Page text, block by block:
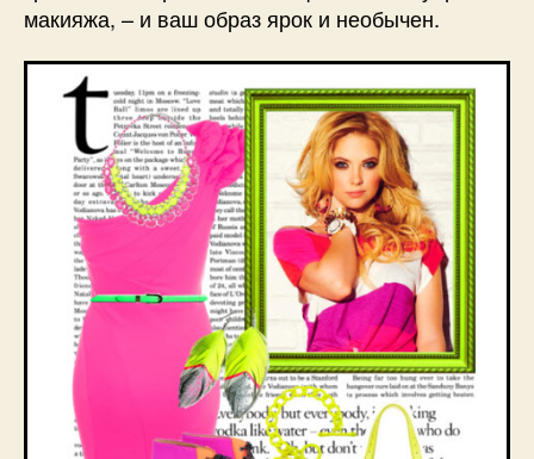
макияжа, – и ваш образ ярок и необычен.